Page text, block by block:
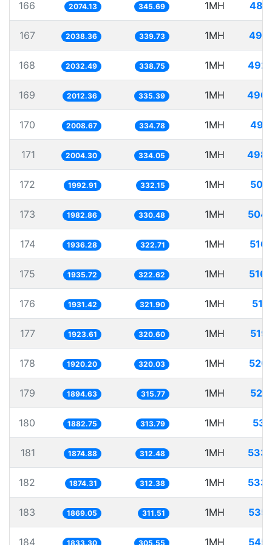
166 2074.13 345.69 1MH
167 2038.36 339.73 1MH
168 2032.49 338.75 1MH
169 2012.36 335.39 1MH
170 2008.67 334.78 1MH
171 2004.30 334.05 1MH
172 1992.91 332.15 1MH
173 1982.86 330.48 1MH
174 1936.28 322.71 1MH
175 1935.72 322.62 1MH
176 1931.42 321.90 1MH
177 1923.61 320.60 1MH
178 1920.20 320.03 1MH
179 1894.63 315.77 1MH
180 1882.75 313.79 1MH
181 1874.88 312.48 1MH
182 1874.31 312.38 1MH
183 1869.05 311.51 1MH
184 1833.30 305.55 1MH